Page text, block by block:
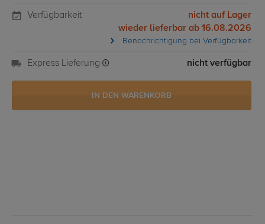
Verfügbarkeit
nicht auf Lager
wieder lieferbar ab 16.08.2026
Benachrichtigung bei Verfügbarkeit
Express Lieferung nicht verfügbar
IN DEN WARENKORB